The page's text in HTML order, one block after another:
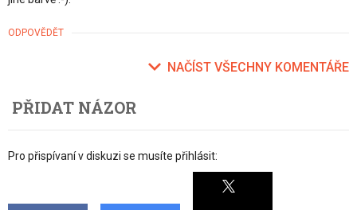
ODPOVĚDĚT
NAČÍST VŠECHNY KOMENTÁŘE
PŘIDAT NÁZOR
Pro přispívaní v diskuzi se musíte přihlásit: